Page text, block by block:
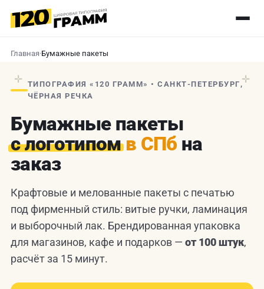
Главная·Бумажные пакеты
✛ ✛
ТИПОГРАФИЯ «120 ГРАММ» • САНКТ-ПЕТЕРБУРГ,
ЧЁРНАЯ РЕЧКА
Бумажные пакеты
с логотипом в СПб на
заказ
Крафтовые и мелованные пакеты с печатью
под фирменный стиль: витые ручки, ламинация
и выборочный лак. Брендированная упаковка
для магазинов, кафе и подарков — от 100 штук,
расчёт за 15 минут.